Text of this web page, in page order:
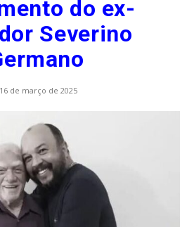
do ex-
Severino
16 de março de 2025